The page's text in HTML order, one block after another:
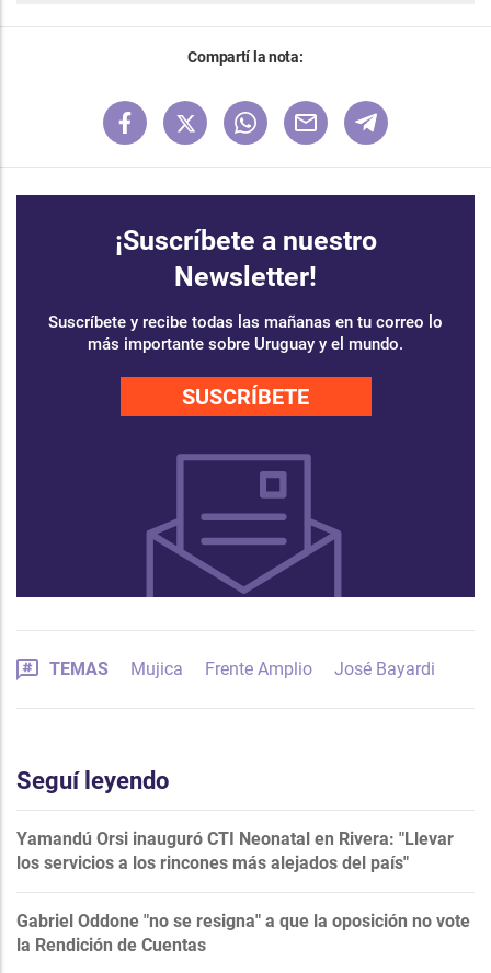
Compartí la nota:
¡Suscríbete a nuestro
Newsletter!
Suscríbete y recibe todas las mañanas en tu correo lo
más importante sobre Uruguay y el mundo.
SUSCRÍBETE
TEMAS Mujica Frente Amplio José Bayardi
Seguí leyendo
Yamandú Orsi inauguró CTI Neonatal en Rivera: "Llevar
los servicios a los rincones más alejados del país"
Gabriel Oddone "no se resigna" a que la oposición no vote
la Rendición de Cuentas